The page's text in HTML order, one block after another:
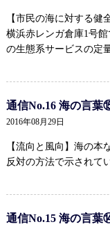
【市民の海に対する健
横浜赤レンガ倉庫1号
の生態系サービスの定
通信No.16 海の言葉
2016年08月29日
【流向と風向】海の本
反対の方法で示されて
通信No.15 海の言葉